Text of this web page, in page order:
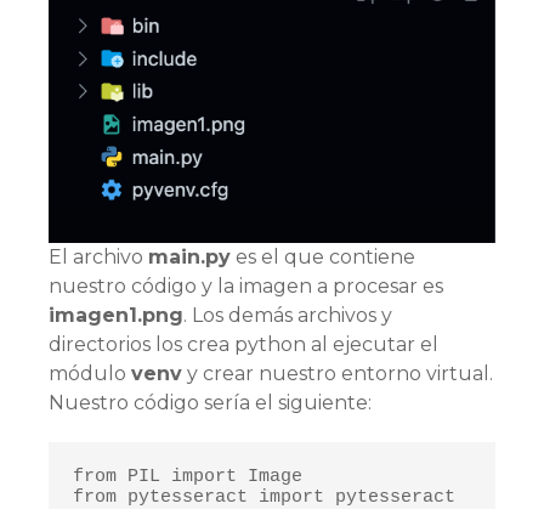
El archivo main.py es el que contiene
nuestro código y la imagen a procesar es
imagen1.png. Los demás archivos y
directorios los crea python al ejecutar el
módulo venv y crear nuestro entorno virtual.
Nuestro código sería el siguiente:
from PIL import Image
from pytesseract import pytesseract